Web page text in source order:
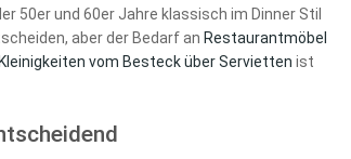
50er und 60er Jahre klassisch im Dinner Stil
aber der Bedarf an Restaurantmöbel
vom Besteck über Servietten ist